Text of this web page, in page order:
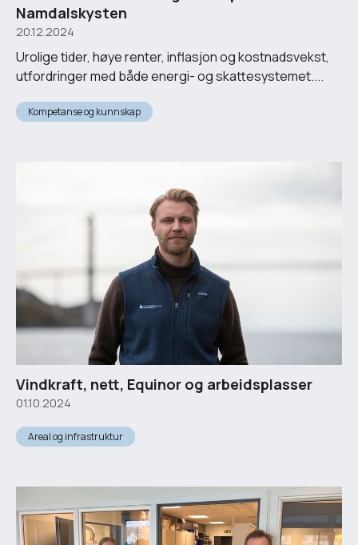
Namdalskysten
20.12.2024
Urolige tider, høye renter, inflasjon og kostnadsvekst,
utfordringer med både energi- og skattesystemet....
Kompetanse og kunnskap
Vindkraft, nett, Equinor og arbeidsplasser
01.10.2024
Areal og infrastruktur